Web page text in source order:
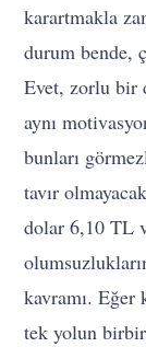
karartmakla
durum bende,
Evet, zorlu bir
aynı
bunları
tavır
dolar 6,10 TL
kavramı. Eğer
tek yolun